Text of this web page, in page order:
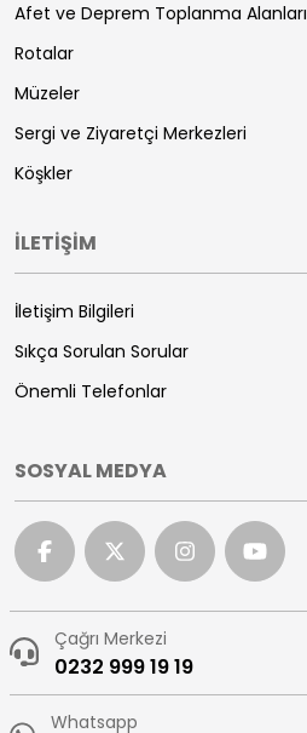
Afet ve Deprem Toplanma Alanları
Rotalar
Müzeler
Sergi ve Ziyaretçi Merkezleri
Köşkler
İLETİŞİM
İletişim Bilgileri
Sıkça Sorulan Sorular
Önemli Telefonlar
SOSYAL MEDYA
Çağrı Merkezi
0232 999 19 19
Whatsapp